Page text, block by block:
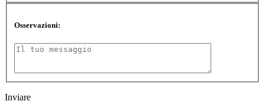
Osservazioni:
Inviare